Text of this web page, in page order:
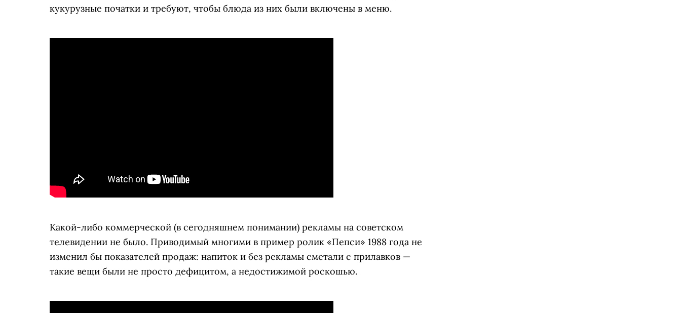
кукурузные початки и требуют, чтобы блюда из них были включены в меню.
Какой-либо коммерческой (в сегодняшнем понимании) рекламы на советском
телевидении не было. Приводимый многими в пример ролик «Пепси» 1988 года не
изменил бы показателей продаж: напиток и без рекламы сметали с прилавков —
такие вещи были не просто дефицитом, а недостижимой роскошью.